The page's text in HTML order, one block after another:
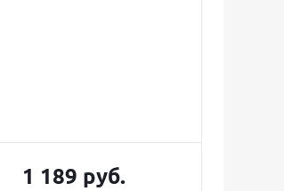
1 189 руб.